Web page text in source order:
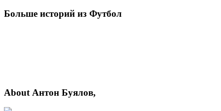
Больше историй из Футбол
About Антон Буялов,